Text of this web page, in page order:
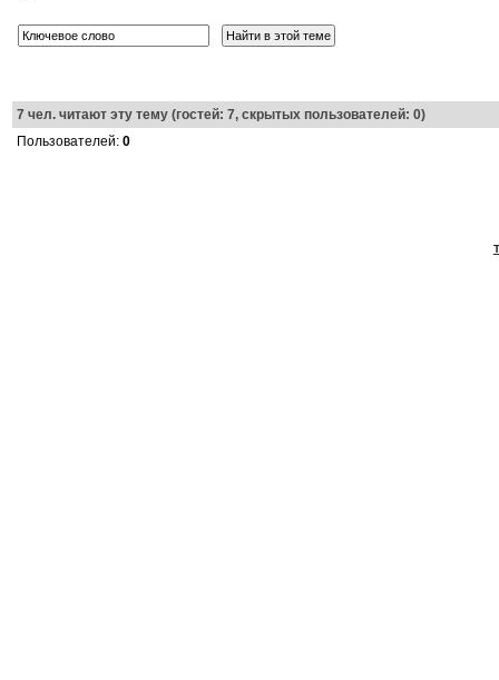
7 чел. читают эту тему (гостей: 7, скрытых пользователей: 0)
Пользователей: 0